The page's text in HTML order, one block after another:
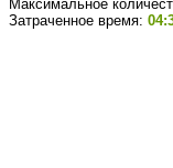
Максимальное
Затраченное время: